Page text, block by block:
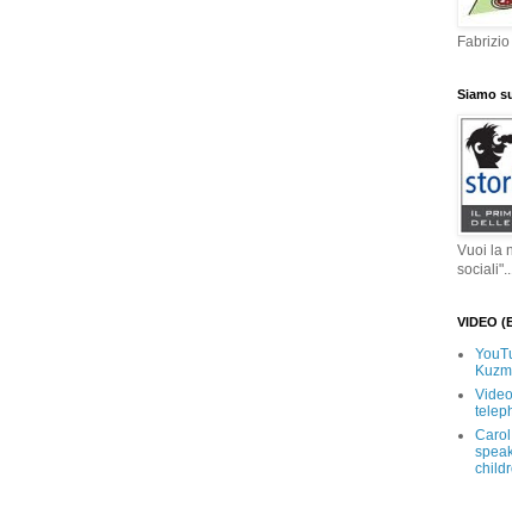
Siamo
Vuoi la
VIDEO